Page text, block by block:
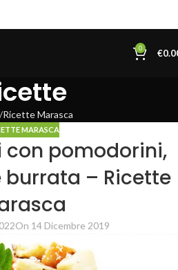
0 €
Ricette Marasca
MARASCA
pomodorini,
burrata – Ricette
On 14 Dicembre 2019